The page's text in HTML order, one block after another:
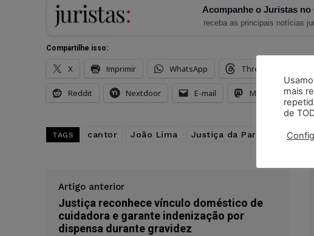
Acompanhe o Juristas no
receba as principais notícias
Compartilhe isso:
X Imprimir WhatsApp Threads
Reddit Nextdoor E-mail Mastodon
TAGS cantor João Lima Justiça da Paraiba
Artigo anterior
Justiça reconhece vínculo doméstico de
cuidadora e garante indenização por
dispensa durante gravidez
mais
de